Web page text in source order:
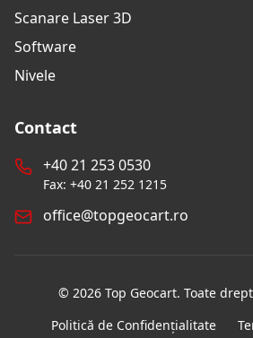
Scanare Laser 3D
Software
Nivele
Contact
+40 21 253 0530
Fax: +40 21 252 1215
office@topgeocart.ro
© 2026Top Geocart. Toate
Politică de Confidențialitate